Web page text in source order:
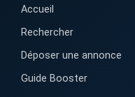
Accueil
Rechercher
Déposer une annonce
Guide Booster